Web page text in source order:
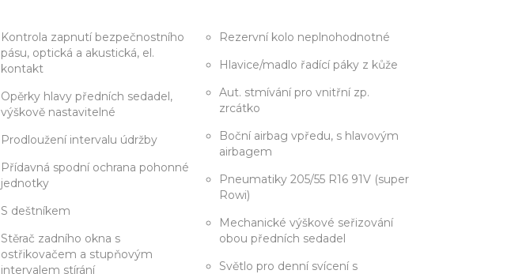
Kontrola zapnutí bezpečnostního
pásu, optická a akustická, el.
kontakt
Opěrky hlavy předních sedadel,
výškově nastavitelné
Prodloužení intervalu údržby
Přídavná spodní ochrana pohonné
jednotky
S deštníkem
Stěrač zadního okna s
ostřikovačem a stupňovým
intervalem stírání
Rezervní kolo neplnohodnotné
Hlavice/madlo řadící páky z kůže
Aut. stmívání pro vnitřní zp.
zrcátko
Boční airbag vpředu, s hlavovým
airbagem
Pneumatiky 205/55 R16 91V (super
Rowi)
Mechanické výškové seřizování
obou předních sedadel
Světlo pro denní svícení s